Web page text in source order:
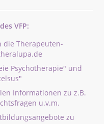
VFP:
die Therapeuten-
Psychotherapie" und
Informationen zu z.B.
u.v.m.
zu